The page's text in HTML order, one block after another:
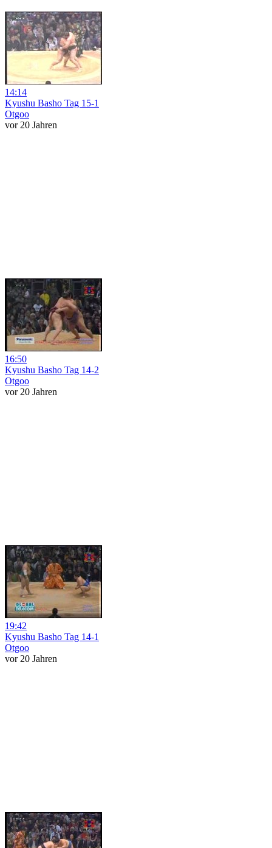
14:14
Kyushu Basho Tag 15-1
Otgoo
vor 20 Jahren
16:50
Kyushu Basho Tag 14-2
Otgoo
vor 20 Jahren
19:42
Kyushu Basho Tag 14-1
Otgoo
vor 20 Jahren